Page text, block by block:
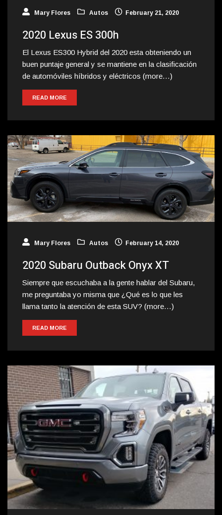
Mary Flores Autos February 21, 2020
2020 Lexus ES 300h
El Lexus ES300 Hybrid del 2020 esta obteniendo un
buen puntaje general y se mantiene en la clasificación
de automóviles híbridos y eléctricos (more…)
READ MORE
Mary Flores Autos February 14, 2020
2020 Subaru Outback Onyx XT
Siempre que escuchaba a la gente hablar del Subaru,
me preguntaba yo misma que ¿Qué es lo que les
llama tanto la atención de esta SUV? (more…)
READ MORE